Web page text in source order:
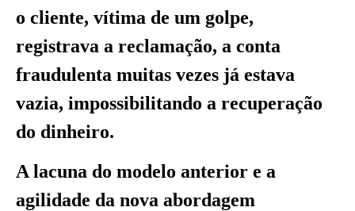
o cliente, vítima de um golpe,
registrava a reclamação, a conta
fraudulenta muitas vezes já estava
vazia, impossibilitando a recuperação
do dinheiro.
A lacuna do modelo anterior e a
agilidade da nova abordagem